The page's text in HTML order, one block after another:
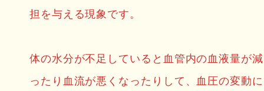
担を与える現象です。
体の水分が不足していると血管内の血液量が減
ったり血流が悪くなったりして、血圧の変動に